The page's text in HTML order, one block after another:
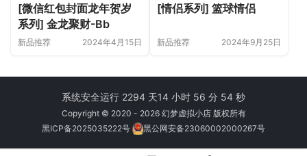
[微信红包封面龙年贺岁
系列] 金龙聚财-Bb
新品推荐 2024年4月15日
[情侣系列] 篮球情侣
新品推荐 2024年9月25日
系统安全运行 2294 天14 小时 56 分 54 秒
Copyright © 2020 - 2026 幻梦虚拟小店 版权所有
黑ICP备2025035222号
黑公网安备23060002000267号